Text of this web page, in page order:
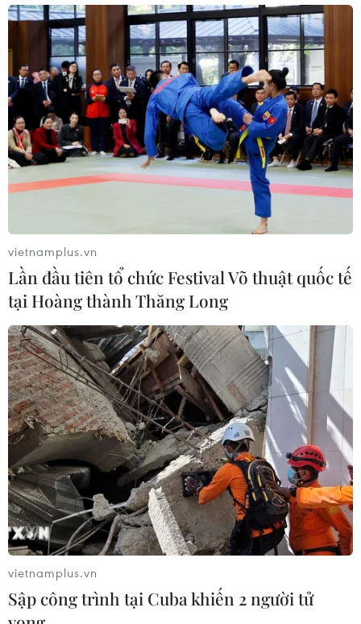
vietnamplus.vn
Lần đầu tiên tổ chức Festival Võ thuật quốc tế
tại Hoàng thành Thăng Long
vietnamplus.vn
Sập công trình tại Cuba khiến 2 người tử